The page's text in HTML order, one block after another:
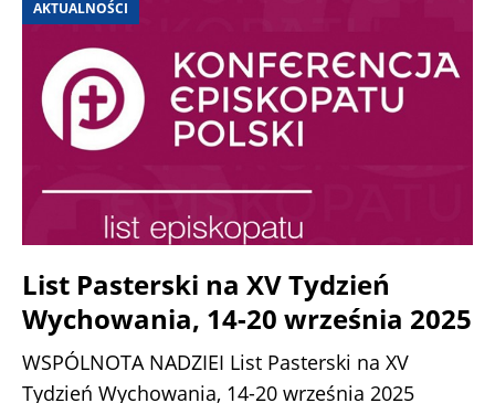
AKTUALNOŚCI
List Pasterski na XV Tydzień
Wychowania, 14-20 września 2025
WSPÓLNOTA NADZIEI List Pasterski na XV
Tydzień Wychowania, 14-20 września 2025